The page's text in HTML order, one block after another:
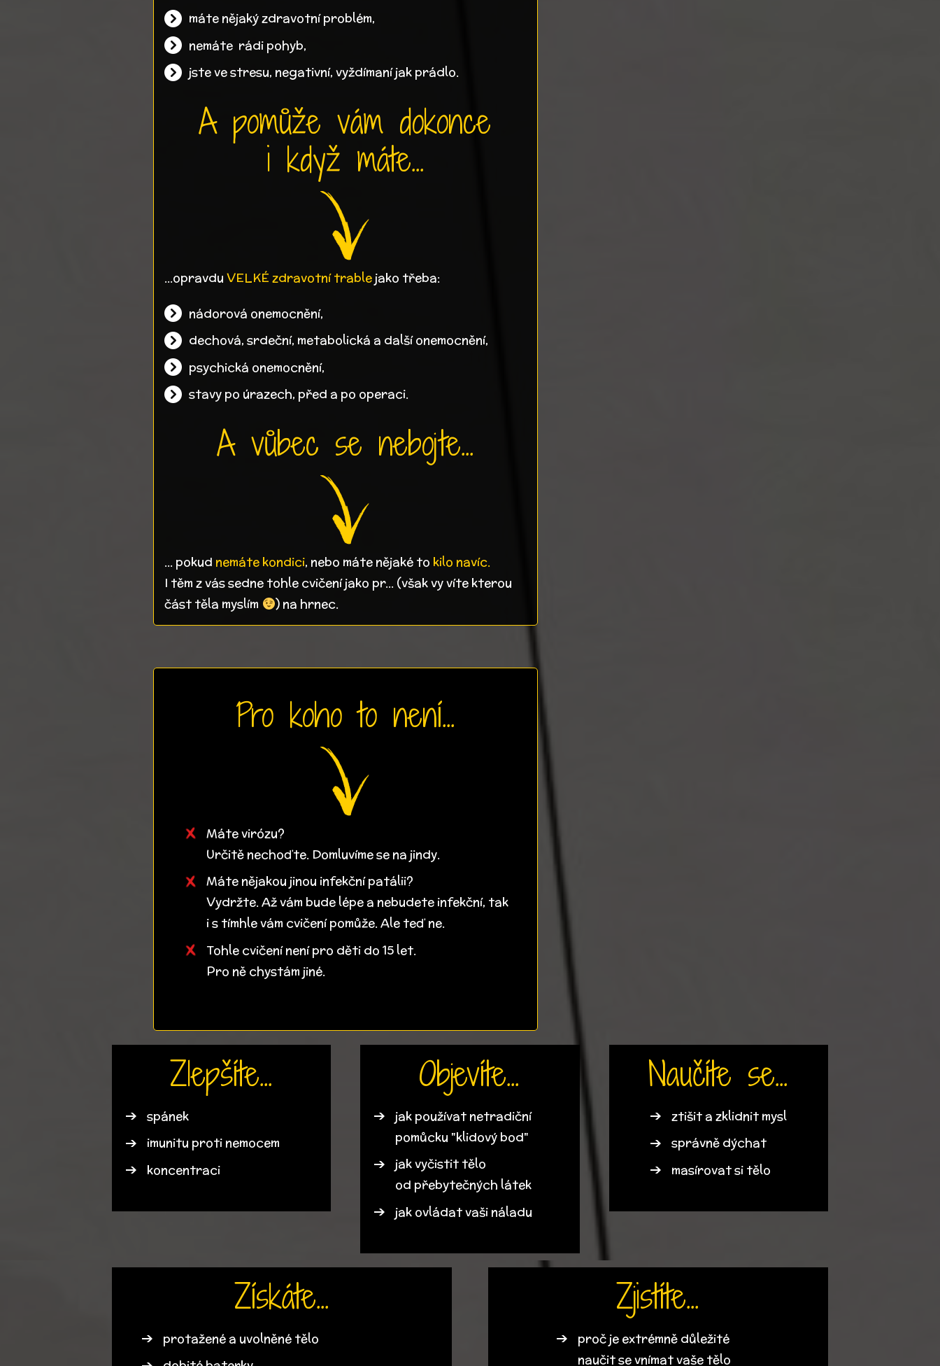
máte nějaký zdravotní problém,
nemáte rádi pohyb,
jste ve stresu, negativní, vyždímaní jak prádlo.
A pomůže vám dokonce
i když máte...
...opravduVELKÉ zdravotní trable jako třeba:
nádorová onemocnění,
dechová, srdeční, metabolická a další onemocnění,
psychická onemocnění,
stavy po úrazech, před a po operaci.
A vůbec se nebojte...
... pokud nemáte kondici, nebo máte nějaké to kilo navíc.
I těm z vás sedne tohle cvičení jako pr... (však vy víte kterou
část těla myslím
) na hrnec.
Pro koho to není...
Máte virózu?
Určitě nechoďte. Domluvíme se na jindy.
Máte nějakou jinou infekční patálii?
Vydržte. Až vám bude lépe a nebudete infekční, tak
i s tímhle vám cvičení pomůže. Ale teď ne.
Tohle cvičení není pro děti do 15 let.
Pro ně chystám jiné.
Zlepšíte...
spánek
imunitu proti nemocem
koncentraci
Objevíte...
jak používat netradiční
pomůcku "klidový bod"
jak vyčistit tělo
od přebytečných látek
jak ovládat vaši náladu
Naučíte se...
ztišit a zklidnit mysl
správně dýchat
masírovat si tělo
Získáte...
protažené a uvolněné tělo
Zjistíte...
proč je extrémně důležité
naučit se vnímat vaše tělo